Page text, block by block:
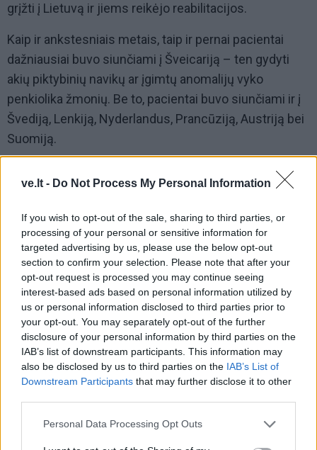
ve.lt - Do Not Process My Personal Information
If you wish to opt-out of the sale, sharing to third parties, or
processing of your personal or sensitive information for
targeted advertising by us, please use the below opt-out
section to confirm your selection. Please note that after your
opt-out request is processed you may continue seeing
interest-based ads based on personal information utilized by
us or personal information disclosed to third parties prior to
your opt-out. You may separately opt-out of the further
disclosure of your personal information by third parties on the
IAB’s list of downstream participants. This information may
also be disclosed by us to third parties on the IAB’s List of
Downstream Participants that may further disclose it to other
Personal Data Processing Opt Outs
grįžti į Lietuvą ir jiems reikėjo reabilitacijos.
Kaip ir ankstesniais metais, taip ir pernai pacientai
dažniausiai buvo siunčiami į Šveicariją – ten gydyti
akių piktybinių navikų ar įgimtų anomalijų vyko
penkiolika žmonių. Be to, pacientai buvo siunčiami ir į
Švediją, Lenkiją, Nyderlandus, Prancūziją, Austriją bei
Suomiją.
Iš viso praeitais metais VLK sumokėjo 426,6 tūkst.
eurų už pacientų iš Lietuvos planinį gydymą
Į Klaipėdą iš emigracijos
grįžusi Karina Kučinskienė
įvardijo didžiausią savo
norą
Jūros šventę anksčiau
puošęs Anatolijus
Klemencovas: gal jau
užtenka